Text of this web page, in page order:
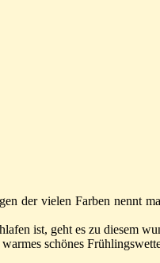
der vielen Farben nennt
ist, geht es zu diesem
schönes